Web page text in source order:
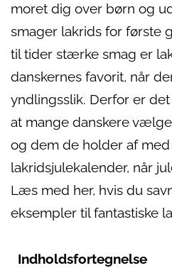
moret dig over børn og
smager lakrids for første
til tider stærke smag er
danskernes favorit, når
yndlingsslik. Derfor er
at mange danskere
og dem de holder af
lakridsjulekalender, når
Læs med her, hvis du
eksempler til fantastiske
Indholdsfortegnelse